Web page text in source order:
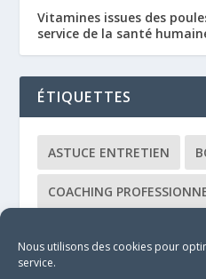
Nous utilisons des cookies pour
service.
Vitamines issues des
service de la santé
ÉTIQUETTES
ASTUCE ENTRETIEN
COACHING
DÉBUTANT